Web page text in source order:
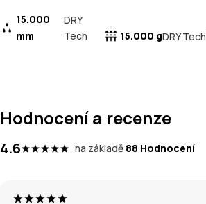
15.000
mm
DRY
Tech
15.000 gDRY Tech
Hodnocení a recenze
4.6 na základě 88 Hodnocení